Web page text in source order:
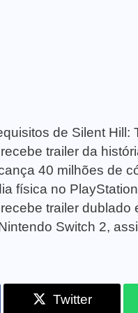
de Silent Hill:
trailer da
40 milhões de
física no PlayStation
trailer dublado
Switch 2,
Twitter